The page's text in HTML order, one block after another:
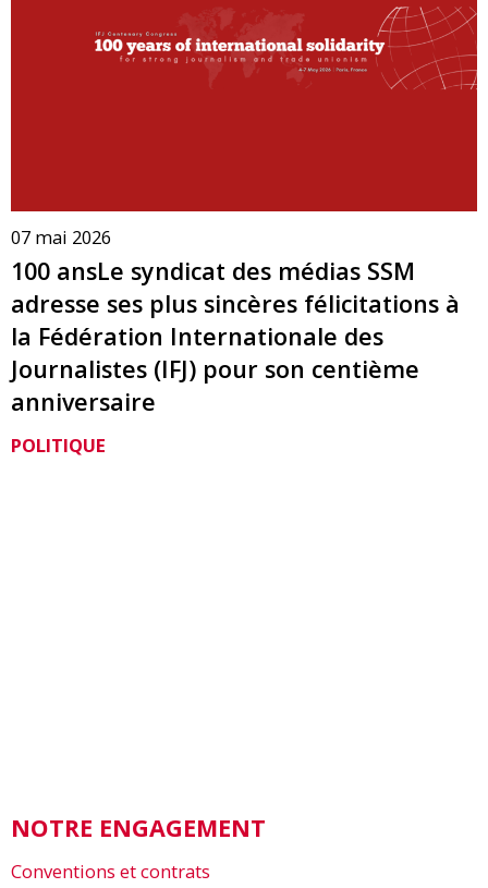
07 mai 2026
100 ansLe syndicat des médias SSM
adresse ses plus sincères félicitations à
la Fédération Internationale des
Journalistes (IFJ) pour son centième
anniversaire
POLITIQUE
NOTRE ENGAGEMENT
Conventions et contrats